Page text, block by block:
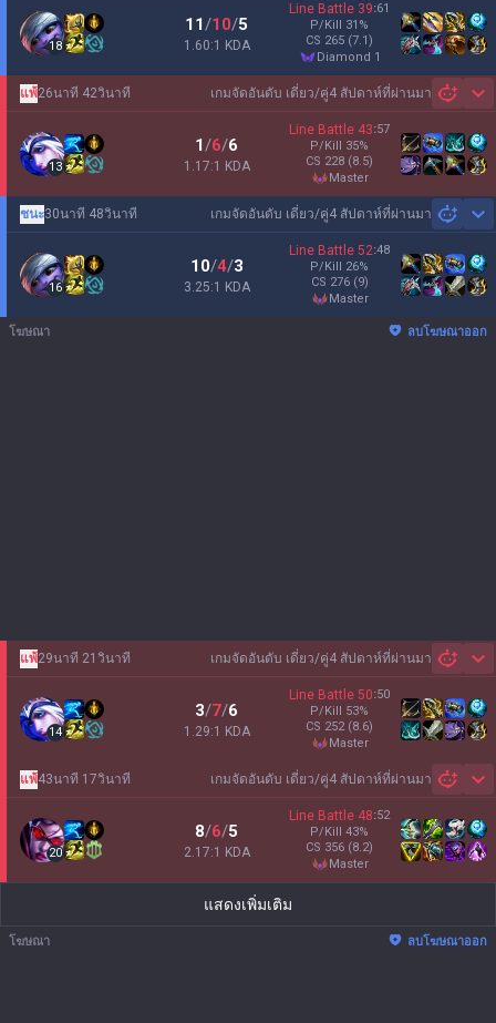
18
11/10/5
1.60:1 KDA
Line Battle 39:61
P/Kill 31 %
CS 265 (7.1)
diamond 1
เกมจัดอันดับ เดี่ยว/คู่4 สัปดาห์ที่ผ่านมา
แพ้26นาที 42วินาที
13
1/6/6
1.17:1 KDA
Line Battle 43:57
P/Kill 35%
CS 228 (8.5)
master
เกมจัดอันดับ เดี่ยว/คู่4 สัปดาห์ที่ผ่านมา
ชนะ30นาที 48วินาที
16
10/4/3
3.25:1 KDA
Line Battle 52:48
P/Kill 26%
CS 276 (9)
master
โฆษณา ลบโฆษณาออก
เกมจัดอันดับ เดี่ยว/คู่4 สัปดาห์ที่ผ่านมา
แพ้29นาที 21วินาที
14
3/7/6
1.29:1 KDA
Line Battle 50:50
P/Kill 53%
CS 252 (8.6)
master
เกมจัดอันดับ เดี่ยว/คู่4 สัปดาห์ที่ผ่านมา
แพ้43นาที 17วินาที
20
8/6/5
2.17:1 KDA
Line Battle 48:52
P/Kill 43%
CS 356 (8.2)
master
แสดงเพิ่มเติม
โฆษณา ลบโฆษณาออก